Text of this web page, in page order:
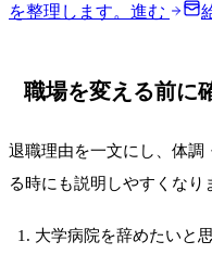
を整理します。 進む
職場を変える前に
退職理由を一文にし、体調
る時にも説明しやすくなり
大学病院を辞めたいと